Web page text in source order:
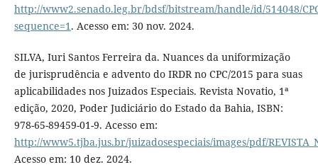
http://www2.senado.leg.br/bdsf/bitstream/handle/id/514048/
sequence=1. Acesso em: 30 nov. 2024.
SILVA, Iuri Santos Ferreira da. Nuances da uniformização
de jurisprudência e advento do IRDR no CPC/2015 para suas
aplicabilidades nos Juizados Especiais. Revista Novatio, 1ª
edição, 2020, Poder Judiciário do Estado da Bahia, ISBN:
978-65-89459-01-9. Acesso em:
http://www5.tjba.jus.br/juizadosespeciais/images/pdf/
Acesso em: 10 dez. 2024.